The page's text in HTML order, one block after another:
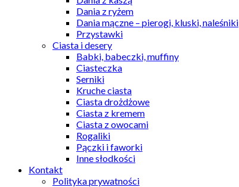
Dania z ryżem
Dania mączne – pierogi, kluski, naleśniki
Przystawki
Ciasta i desery
Babki, babeczki, muffiny
Ciasteczka
Serniki
Kruche ciasta
Ciasta drożdżowe
Ciasta z kremem
Ciasta z owocami
Rogaliki
Pączki i faworki
Inne słodkości
Kontakt
Polityka prywatności